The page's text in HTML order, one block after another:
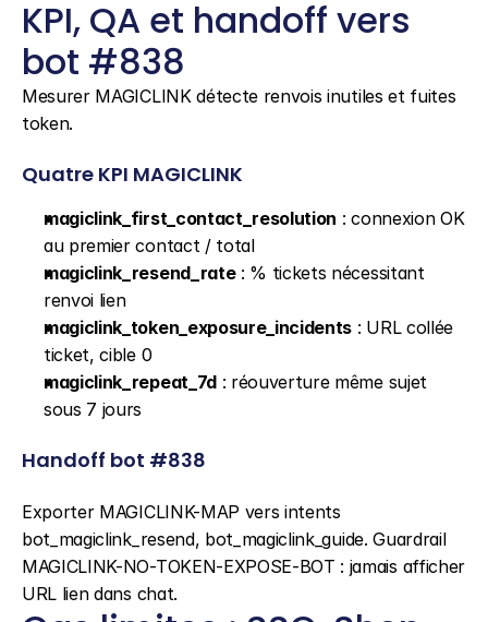
KPI, QA et handoff vers
bot #838
Mesurer MAGICLINK détecte renvois inutiles et fuites
token.
Quatre KPI MAGICLINK
magiclink_first_contact_resolution : connexion OK
au premier contact / total
magiclink_resend_rate : % tickets nécessitant
renvoi lien
magiclink_token_exposure_incidents : URL collée
ticket, cible 0
magiclink_repeat_7d : réouverture même sujet
sous 7 jours
Handoff bot #838
Exporter MAGICLINK-MAP vers intents
bot_magiclink_resend, bot_magiclink_guide. Guardrail
MAGICLINK-NO-TOKEN-EXPOSE-BOT : jamais afficher
URL lien dans chat.